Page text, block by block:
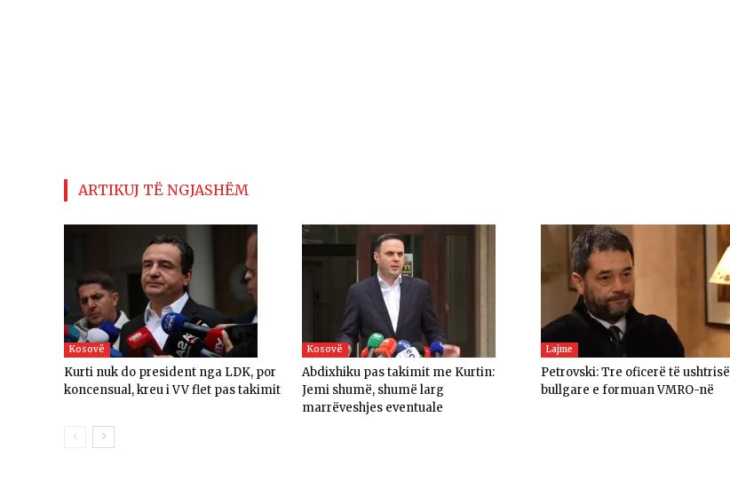
ARTIKUJ TË NGJASHËM
Kosovë
Kurti nuk do president nga LDK, por
koncensual, kreu i VV flet pas takimit
Kosovë
Abdixhiku pas takimit me Kurtin:
Jemi shumë, shumë larg
marrëveshjes eventuale
Lajme
Petrovski: Tre oficerë të ushtrisë
bullgare e formuan VMRO-në